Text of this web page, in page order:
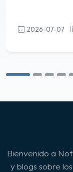
2026-07-07
Bienvenido a
y blogs sobre